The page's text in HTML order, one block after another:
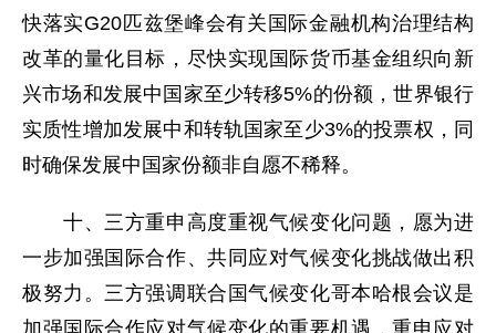
快落实G20匹兹堡峰会有关国际金融机构治理结构
改革的量化目标，尽快实现国际货币基金组织向新
兴市场和发展中国家至少转移5%的份额，世界银行
实质性增加发展中和转轨国家至少3%的投票权，同
时确保发展中国家份额非自愿不稀释。
十、三方重申高度重视气候变化问题，愿为进
一步加强国际合作、共同应对气候变化挑战做出积
极努力。三方强调联合国气候变化哥本哈根会议是
加强国际合作应对气候变化的重要机遇，重申应对